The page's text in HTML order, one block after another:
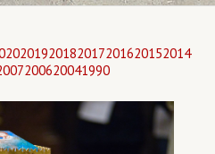
201920182017201620152014
200620041990